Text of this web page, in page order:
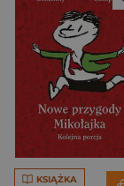
KSIĄŻKA